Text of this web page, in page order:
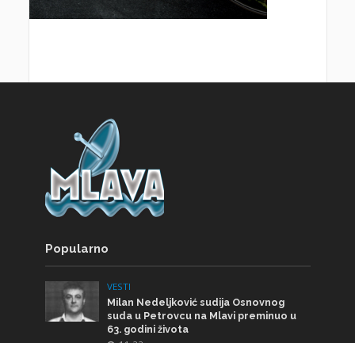
Popularno
VESTI
Milan Nedeljković sudija Osnovnog
suda u Petrovcu na Mlavi preminuo u
63. godini života